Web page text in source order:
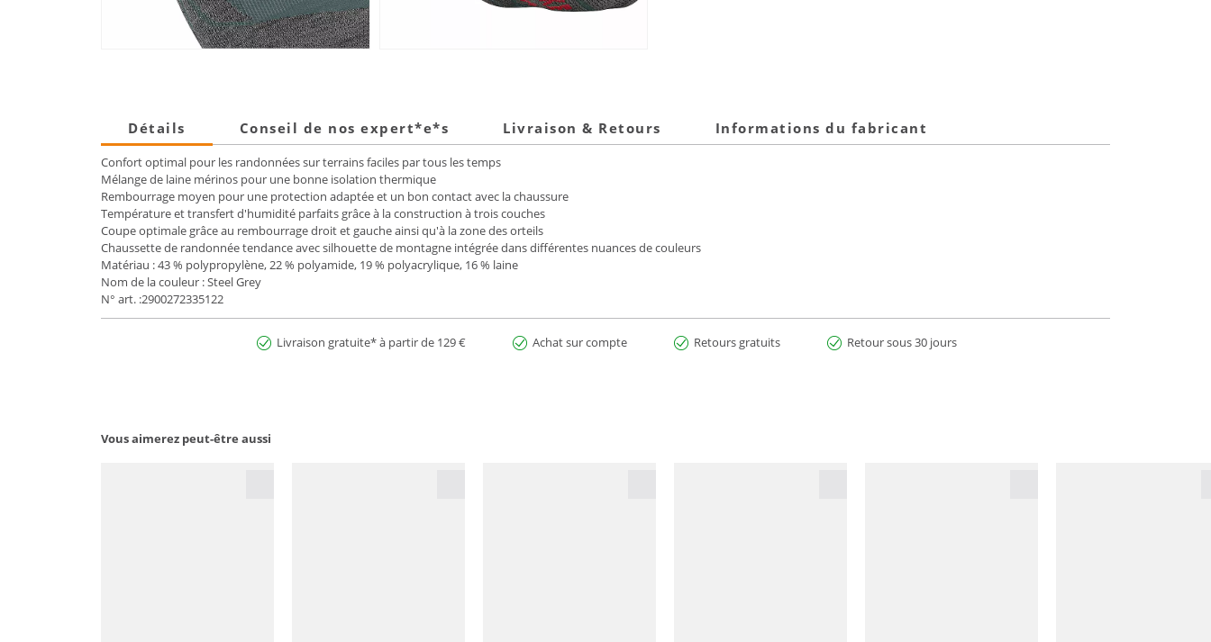
Détails Conseil de nos expert*e*s Livraison & Retours Informations du fabricant
Confort optimal pour les randonnées sur terrains faciles par tous les temps
Mélange de laine mérinos pour une bonne isolation thermique
Rembourrage moyen pour une protection adaptée et un bon contact avec la chaussure
Température et transfert d'humidité parfaits grâce à la construction à trois couches
Coupe optimale grâce au rembourrage droit et gauche ainsi qu'à la zone des orteils
Chaussette de randonnée tendance avec silhouette de montagne intégrée dans différentes nuances de couleurs
Matériau : 43 % polypropylène, 22 % polyamide, 19 % polyacrylique, 16 % laine
Nom de la couleur : Steel Grey
N° art. :2900272335122
Livraison gratuite* à partir de 129 € Achat sur compte Retours gratuits Retour sous 30 jours
Vous aimerez peut-être aussi